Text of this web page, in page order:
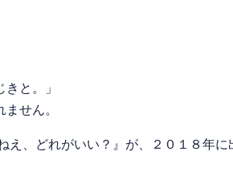
と。」
せん。
、どれがいい？』が、２０１８年に